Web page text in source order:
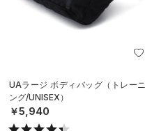
UAラージ ボディバッグ（トレーニ
ング/UNISEX）
￥5,940